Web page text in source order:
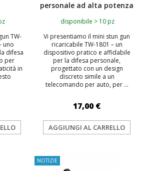
TW-
uno
difesa
per
in
personale ad alta potenza
disponibile > 10 pz
Vi presentiamo il mini stun gun
ricaricabile TW-1801 – un
dispositivo pratico e affidabile
per la difesa personale,
progettato con un design
discreto simile a un
telecomando per auto, per ...
17,00 €
AGGIUNGI AL CARRELLO
NOTIZIE